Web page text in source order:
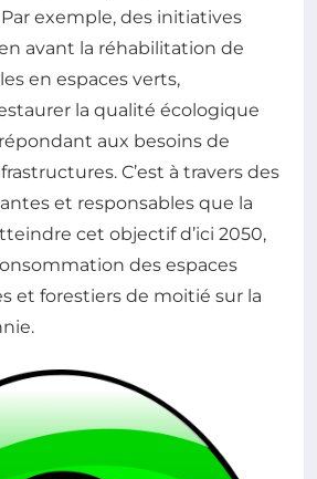
exemple, des initiatives
avant la réhabilitation de
en espaces verts,
la qualité écologique
aux besoins de
C’est à travers des
et responsables que la
cet objectif d’ici 2050,
des espaces
et forestiers de moitié sur la